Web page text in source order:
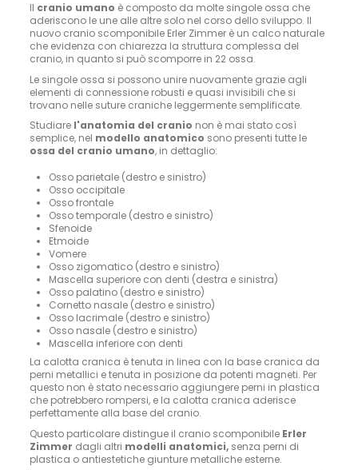
Il cranio umano è composto da molte singole ossa che
aderiscono le une alle altre solo nel corso dello sviluppo. Il
nuovo cranio scomponibile Erler Zimmer è un calco naturale
che evidenza con chiarezza la struttura complessa del
cranio, in quanto si può scomporre in 22 ossa.
Le singole ossa si possono unire nuovamente grazie agli
elementi di connessione robusti e quasi invisibili che si
trovano nelle suture craniche leggermente semplificate.
Studiare l'anatomia del cranio non è mai stato così
semplice, nel modello anatomico sono presenti tutte le
ossa del cranio umano, in dettaglio:
Osso parietale (destro e sinistro)
Osso occipitale
Osso frontale
Osso temporale (destro e sinistro)
Sfenoide
Etmoide
Vomere
Osso zigomatico (destro e sinistro)
Mascella superiore con denti (destra e sinistra)
Osso palatino (destro e sinistro)
Cornetto nasale (destro e sinistro)
Osso lacrimale (destro e sinistro)
Osso nasale (destro e sinistro)
Mascella inferiore con denti
La calotta cranica è tenuta in linea con la base cranica da
perni metallici e tenuta in posizione da potenti magneti. Per
questo non è stato necessario aggiungere perni in plastica
che potrebbero rompersi, e la calotta cranica aderisce
perfettamente alla base del cranio.
Questo particolare distingue il cranio scomponibile Erler
Zimmer dagli altri modelli anatomici, senza perni di
plastica o antiestetiche giunture metalliche esterne.